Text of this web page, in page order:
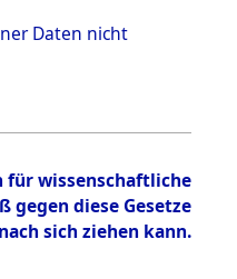
Daten nicht
für wissenschaftliche
diese Gesetze
sich ziehen kann.